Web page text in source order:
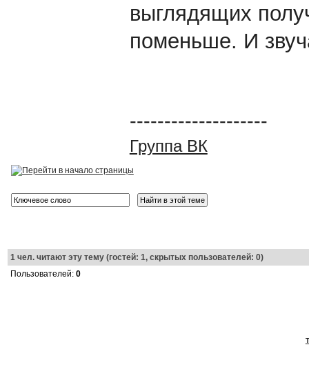
выглядящих
поменьше. И
--------------------
Группа ВК
1чел. читают эту тему (гостей: 1, скрытых пользователей: 0)
Пользователей: 0